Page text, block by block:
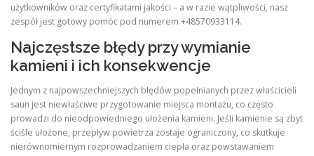
użytkowników oraz certyfikatami jakości – a w razie wątpliwości, nasz
zespół jest gotowy pomóc pod numerem +48570933114.
Najczęstsze błędy przy wymianie
kamieni i ich konsekwencje
Jednym z najpowszechniejszych błędów popełnianych przez właścicieli
saun jest niewłaściwe przygotowanie miejsca montażu, co często
prowadzi do nieodpowiedniego ułożenia kamieni. Jeśli kamienie są zbyt
ściśle ułożone, przepływ powietrza zostaje ograniczony, co skutkuje
nierównomiernym rozprowadzaniem ciepła oraz powstawaniem